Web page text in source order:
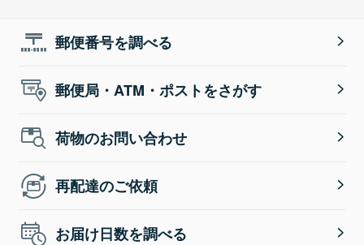
郵便番号を調べる
郵便局・ATM・ポストをさがす
荷物のお問い合わせ
再配達のご依頼
お届け日数を調べる